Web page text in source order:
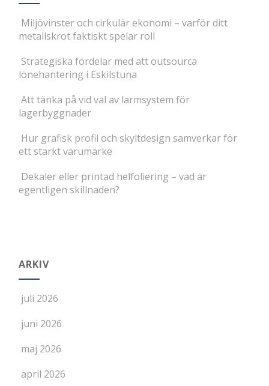
Miljövinster och cirkulär ekonomi – varför ditt
metallskrot faktiskt spelar roll
Strategiska fördelar med att outsourca
lönehantering i Eskilstuna
Att tänka på vid val av larmsystem för
lagerbyggnader
Hur grafisk profil och skyltdesign samverkar för
ett starkt varumärke
Dekaler eller printad helfoliering – vad är
egentligen skillnaden?
ARKIV
juli 2026
juni 2026
maj 2026
april 2026